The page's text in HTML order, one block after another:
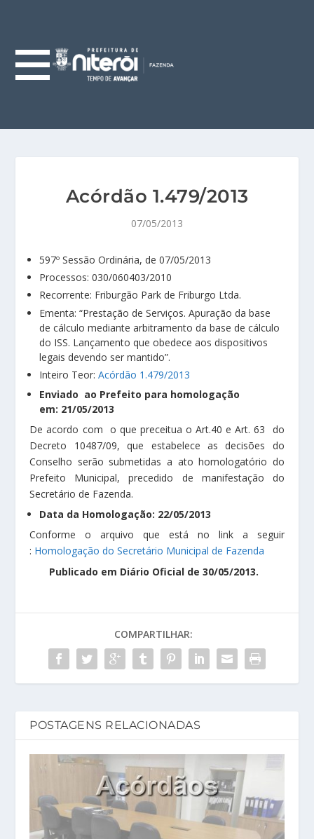
Acórdão 1.479/2013
07/05/2013
597º Sessão Ordinária, de 07/05/2013
Processos: 030/060403/2010
Recorrente: Friburgão Park de Friburgo Ltda.
Ementa: “Prestação de Serviços. Apuração da base
de cálculo mediante arbitramento da base de cálculo
do ISS. Lançamento que obedece aos dispositivos
legais devendo ser mantido”.
Inteiro Teor:Acórdão 1.479/2013
Enviado ao Prefeito para homologação
em: 21/05/2013
De acordo com o que preceitua o Art.40 e Art. 63 do
Decreto 10487/09, que estabelece as decisões do
Conselho serão submetidas a ato homologatório do
Prefeito Municipal, precedido de manifestação do
Secretário de Fazenda.
Data da Homologação: 22/05/2013
Conforme o arquivo que está no link a seguir
: Homologação do Secretário Municipal de Fazenda
Publicado em Diário Oficial de 30/05/2013.
COMPARTILHAR:
POSTAGENS RELACIONADAS